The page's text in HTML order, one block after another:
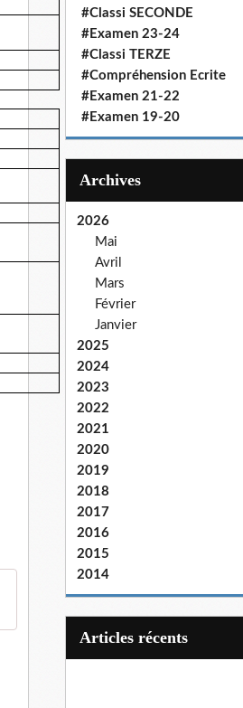
#Classi SECONDE
#Examen 23-24
#Classi TERZE
#Compréhension Ecrite
#Examen 21-22
#Examen 19-20
Archives
2026
Mai
Avril
Mars
Février
Janvier
2025
2024
2023
2022
2021
2020
2019
2018
2017
2016
2015
2014
articles récents